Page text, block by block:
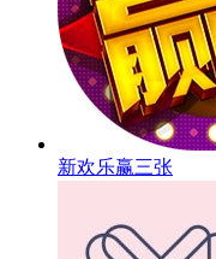
新欢乐赢三张